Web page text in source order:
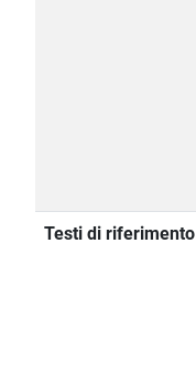
Testi di riferimento